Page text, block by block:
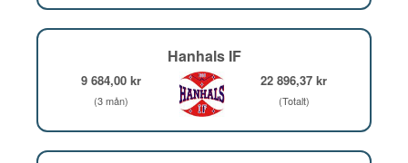
Hanhals IF
9 684,00 kr
(3 mån)
22 896,37 kr
(Totalt)